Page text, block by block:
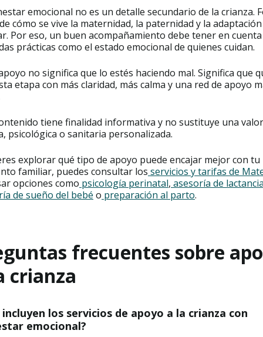
emocional no es un detalle secundario de la crianza.
cómo se vive la maternidad, la paternidad y la adaptación
Por eso, un buen acompañamiento debe tener en
prácticas como el estado emocional de quienes cuidan.
no significa que lo estés haciendo mal. Significa que
etapa con más claridad, más calma y una red de apoyo
tiene finalidad informativa y no sustituye una
psicológica o sanitaria personalizada.
explorar qué tipo de apoyo puede encajar mejor con tu
familiar, puedes consultar los servicios y tarifas de
opciones como psicología perinatal, asesoría de
de sueño del bebé o preparación al parto.
frecuentes sobre
crianza
incluyen los servicios de apoyo a la crianza con
emocional?